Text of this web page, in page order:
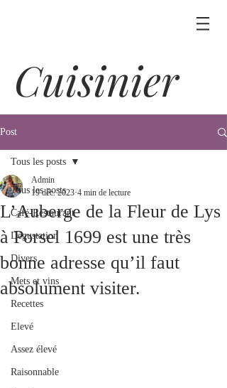
Cuisinier
Post
Tous les posts
Café-Restaurant
Dégustation
Divers
Mets et vins
Recettes
Elevé
Assez élevé
Raisonnable
Tous les posts
L’Auberge de la Fleur de Lys
à Porsel 1699 est une très
bonne adresse qu’il faut
absolument visiter.
Admin
19 déc. 2023 4 min de lecture